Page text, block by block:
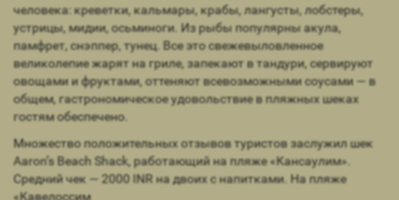
человека: креветки, кальмары, крабы, лангусты, лобстеры,
устрицы, мидии, осьминоги. Из рыбы популярны акула,
памфрет, снэппер, тунец. Все это свежевыловленное
великолепие жарят на гриле, запекают в тандури, сервируют
овощами и фруктами, оттеняют всевозможными соусами — в
общем, гастрономическое удовольствие в пляжных шеках
гостям обеспечено.
Множество положительных отзывов туристов заслужил шек
Aaron’s Beach Shack, работающий на пляже «Кансаулим».
Средний чек — 2000 INR на двоих с напитками. На пляже
«Кавелоссим